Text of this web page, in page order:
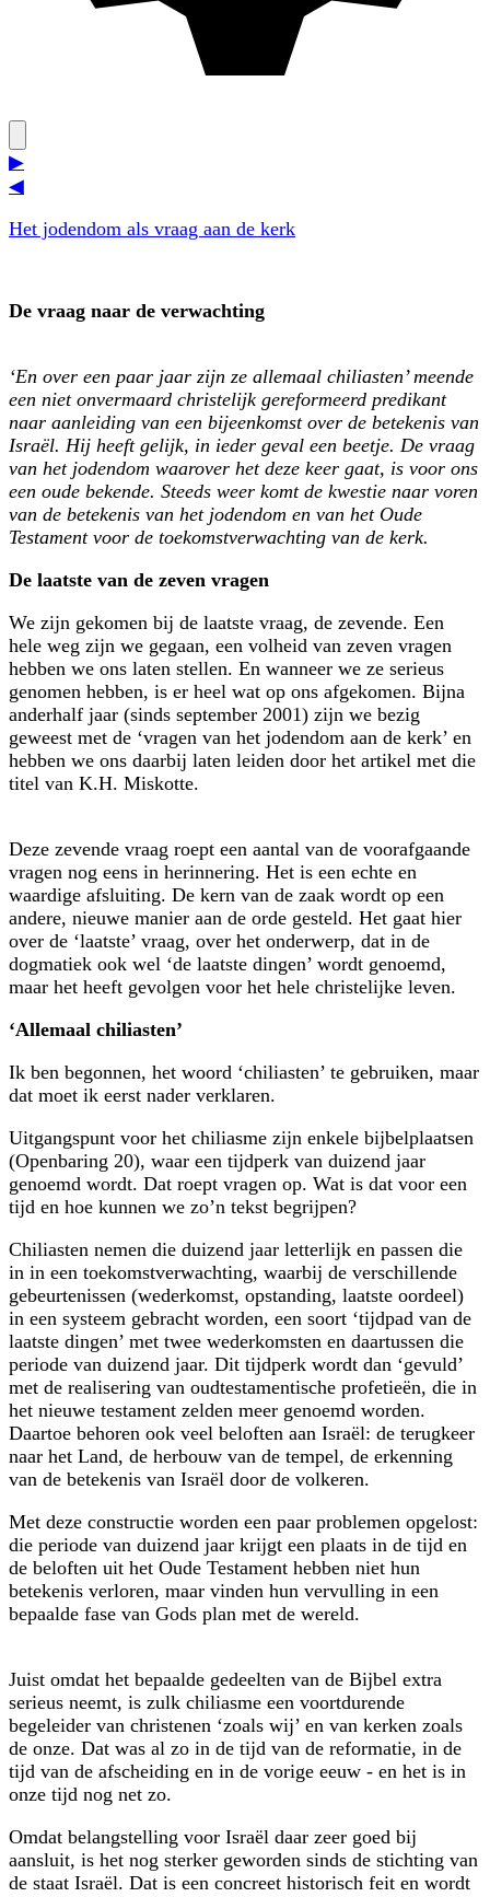
▶
◀
Het jodendom als vraag aan de kerk
De vraag naar de verwachting
‘En over een paar jaar zijn ze allemaal chiliasten’ meende
een niet onvermaard christelijk gereformeerd predikant
naar aanleiding van een bijeenkomst over de betekenis van
Israël. Hij heeft gelijk, in ieder geval een beetje. De vraag
van het jodendom waarover het deze keer gaat, is voor ons
een oude bekende. Steeds weer komt de kwestie naar voren
van de betekenis van het jodendom en van het Oude
Testament voor de toekomstverwachting van de kerk.
De laatste van de zeven vragen
We zijn gekomen bij de laatste vraag, de zevende. Een
hele weg zijn we gegaan, een volheid van zeven vragen
hebben we ons laten stellen. En wanneer we ze serieus
genomen hebben, is er heel wat op ons afgekomen. Bijna
anderhalf jaar (sinds september 2001) zijn we bezig
geweest met de ‘vragen van het jodendom aan de kerk’ en
hebben we ons daarbij laten leiden door het artikel met die
titel van K.H. Miskotte.
Deze zevende vraag roept een aantal van de voorafgaande
vragen nog eens in herinnering. Het is een echte en
waardige afsluiting. De kern van de zaak wordt op een
andere, nieuwe manier aan de orde gesteld. Het gaat hier
over de ‘laatste’ vraag, over het onderwerp, dat in de
dogmatiek ook wel ‘de laatste dingen’ wordt genoemd,
maar het heeft gevolgen voor het hele christelijke leven.
‘Allemaal chiliasten’
Ik ben begonnen, het woord ‘chiliasten’ te gebruiken, maar
dat moet ik eerst nader verklaren.
Uitgangspunt voor het chiliasme zijn enkele bijbelplaatsen
(Openbaring 20), waar een tijdperk van duizend jaar
genoemd wordt. Dat roept vragen op. Wat is dat voor een
tijd en hoe kunnen we zo’n tekst begrijpen?
Chiliasten nemen die duizend jaar letterlijk en passen die
in in een toekomstverwachting, waarbij de verschillende
gebeurtenissen (wederkomst, opstanding, laatste oordeel)
in een systeem gebracht worden, een soort ‘tijdpad van de
laatste dingen’ met twee wederkomsten en daartussen die
periode van duizend jaar. Dit tijdperk wordt dan ‘gevuld’
met de realisering van oudtestamentische profetieën, die in
het nieuwe testament zelden meer genoemd worden.
Daartoe behoren ook veel beloften aan Israël: de terugkeer
naar het Land, de herbouw van de tempel, de erkenning
van de betekenis van Israël door de volkeren.
Met deze constructie worden een paar problemen opgelost:
die periode van duizend jaar krijgt een plaats in de tijd en
de beloften uit het Oude Testament hebben niet hun
betekenis verloren, maar vinden hun vervulling in een
bepaalde fase van Gods plan met de wereld.
Juist omdat het bepaalde gedeelten van de Bijbel extra
serieus neemt, is zulk chiliasme een voortdurende
begeleider van christenen ‘zoals wij’ en van kerken zoals
de onze. Dat was al zo in de tijd van de reformatie, in de
tijd van de afscheiding en in de vorige eeuw - en het is in
onze tijd nog net zo.
Omdat belangstelling voor Israël daar zeer goed bij
aansluit, is het nog sterker geworden sinds de stichting van
de staat Israël. Dat is een concreet historisch feit en wordt